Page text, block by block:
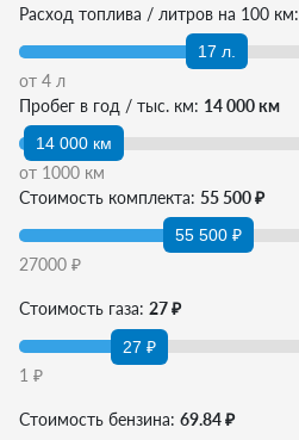
Расход топлива / литров на 100 км:
17 л.
от 4 л
Пробег в год / тыс. км: 14 000 км
14 000 км
от 1000 км
Стоимость комплекта: 55 500 ₽
55 500 ₽
27000 ₽
Стоимость газа: 27 ₽
27 ₽
1 ₽
Стоимость бензина: 69.84 ₽